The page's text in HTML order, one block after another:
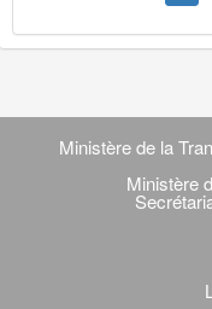
Navigation
transverse
Ministère de la
Ministère